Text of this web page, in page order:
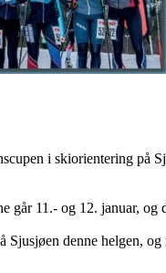
i skiorientering på
går 11.- og 12. januar,
Sjusjøen denne helgen,